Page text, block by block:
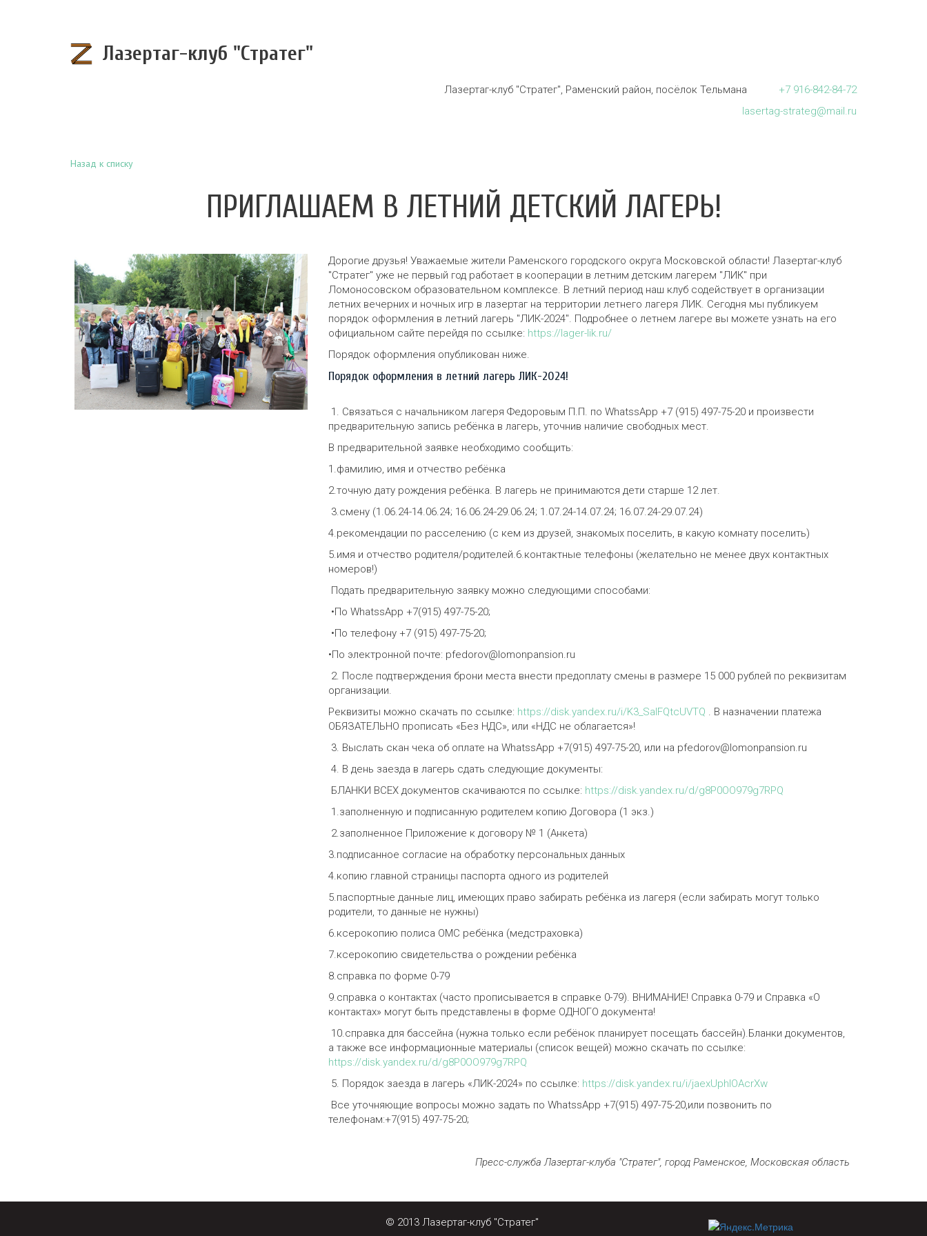
Лазертаг-клуб "Стратег"
Лазертаг-клуб "Стратег", Раменский район, посёлок Тельмана +7 916-842-84-72
lasertag-strateg@mail.ru
Назад к списку
ПРИГЛАШАЕМ В ЛЕТНИЙ ДЕТСКИЙ ЛАГЕРЬ!
Дорогие друзья! Уважаемые жители Раменского городского округа Московской области! Лазертаг-клуб
"Стратег" уже не первый год работает в кооперации в летним детским лагерем "ЛИК" при
Ломоносовском образовательном комплексе. В летний период наш клуб содействует в организации
летних вечерних и ночных игр в лазертаг на территории летнего лагеря ЛИК. Сегодня мы публикуем
порядок оформления в летний лагерь "ЛИК-2024". Подробнее о летнем лагере вы можете узнать на его
официальном сайте перейдя по ссылке: https://lager-lik.ru/
Порядок оформления опубликован ниже.
Порядок оформления в летний лагерь ЛИК-2024!
1. Связаться с начальником лагеря Федоровым П.П. по WhatssApp +7 (915) 497-75-20 и произвести
предварительную запись ребёнка в лагерь, уточнив наличие свободных мест.
В предварительной заявке необходимо сообщить:
1.фамилию, имя и отчество ребёнка
2.точную дату рождения ребёнка. В лагерь не принимаются дети старше 12 лет.
3.смену (1.06.24-14.06.24; 16.06.24-29.06.24; 1.07.24-14.07.24; 16.07.24-29.07.24)
4.рекомендации по расселению (с кем из друзей, знакомых поселить, в какую комнату поселить)
5.имя и отчество родителя/родителей.6.контактные телефоны (желательно не менее двух контактных
номеров!)
Подать предварительную заявку можно следующими способами:
•По WhatssApp +7(915) 497-75-20;
•По телефону +7 (915) 497-75-20;
•По электронной почте: pfedorov@lomonpansion.ru
2. После подтверждения брони места внести предоплату смены в размере 15 000 рублей по реквизитам
организации.
Реквизиты можно скачать по ссылке: https://disk.yandex.ru/i/K3_SalFQtcUVTQ . В назначении платежа
ОБЯЗАТЕЛЬНО прописать «Без НДС», или «НДС не облагается»!
3. Выслать скан чека об оплате на WhatssApp +7(915) 497-75-20, или на pfedorov@lomonpansion.ru
4. В день заезда в лагерь сдать следующие документы:
БЛАНКИ ВСЕХ документов скачиваются по ссылке: https://disk.yandex.ru/d/g8P0OO979g7RPQ
1.заполненную и подписанную родителем копию Договора (1 экз.)
2.заполненное Приложение к договору № 1 (Анкета)
3.подписанное согласие на обработку персональных данных
4.копию главной страницы паспорта одного из родителей
5.паспортные данные лиц, имеющих право забирать ребёнка из лагеря (если забирать могут только
родители, то данные не нужны)
6.ксерокопию полиса ОМС ребёнка (медстраховка)
7.ксерокопию свидетельства о рождении ребёнка
8.справка по форме 0-79
9.справка о контактах (часто прописывается в справке 0-79). ВНИМАНИЕ! Справка 0-79 и Справка «О
контактах» могут быть представлены в форме ОДНОГО документа!
10.справка для бассейна (нужна только если ребёнок планирует посещать бассейн).Бланки документов,
а также все информационные материалы (список вещей) можно скачать по ссылке:
https://disk.yandex.ru/d/g8P0OO979g7RPQ
5. Порядок заезда в лагерь «ЛИК-2024» по ссылке: https://disk.yandex.ru/i/jaexUphIOAcrXw
Все уточняющие вопросы можно задать по WhatssApp +7(915) 497-75-20,или позвонить по
телефонам:+7(915) 497-75-20;
Пресс-служба Лазертаг-клуба "Стратег", город Раменское, Московская область
© 2013 Лазертаг-клуб "Стратег"